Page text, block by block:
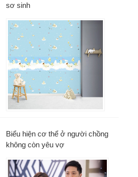
sơ sinh
Biểu hiện cơ thể ở người chồng
không còn yêu vợ